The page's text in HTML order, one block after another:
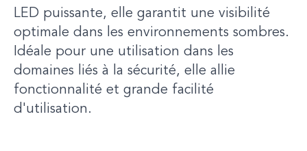
LED puissante, elle garantit une visibilité
optimale dans les environnements sombres.
Idéale pour une utilisation dans les
domaines liés à la sécurité, elle allie
fonctionnalité et grande facilité
d'utilisation.